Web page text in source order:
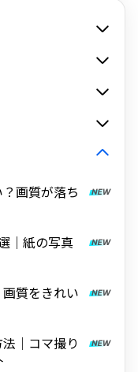
画質が落ち
｜紙の写真
質をきれい
｜コマ撮り